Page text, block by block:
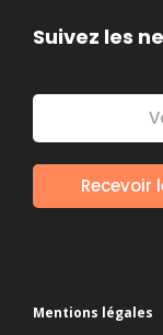
Suivez les
Mentions légales